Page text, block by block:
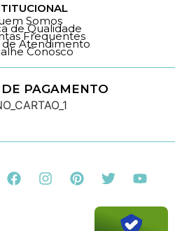
Somos
de Qualidade
Frequentes
de Atendimento
Conosco
PAGAMENTO